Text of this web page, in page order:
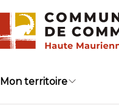
content
Mon territoire